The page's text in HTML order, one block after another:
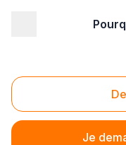
Je
Menuiserie Saint-
Les menuisiers de
que-pro.fr.